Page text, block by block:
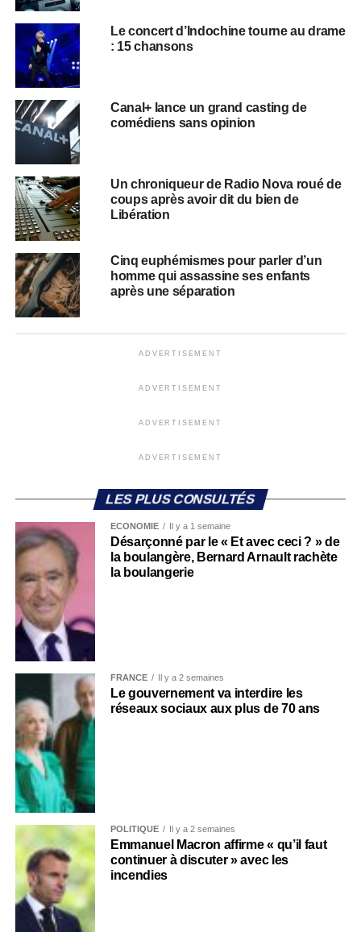
Le concert d’Indochine tourne au drame
: 15 chansons
Canal+ lance un grand casting de
comédiens sans opinion
Un chroniqueur de Radio Nova roué de
coups après avoir dit du bien de
Libération
Cinq euphémismes pour parler d’un
homme qui assassine ses enfants
après une séparation
ADVERTISEMENT
ADVERTISEMENT
ADVERTISEMENT
ADVERTISEMENT
LES PLUS CONSULTÉS
ECONOMIE Il y a 1 semaine
Désarçonné par le « Et avec ceci ? » de
la boulangère, Bernard Arnault rachète
la boulangerie
FRANCE Il y a 2 semaines
Le gouvernement va interdire les
réseaux sociaux aux plus de 70 ans
POLITIQUE Il y a 2 semaines
Emmanuel Macron affirme « qu’il faut
continuer à discuter » avec les
incendies